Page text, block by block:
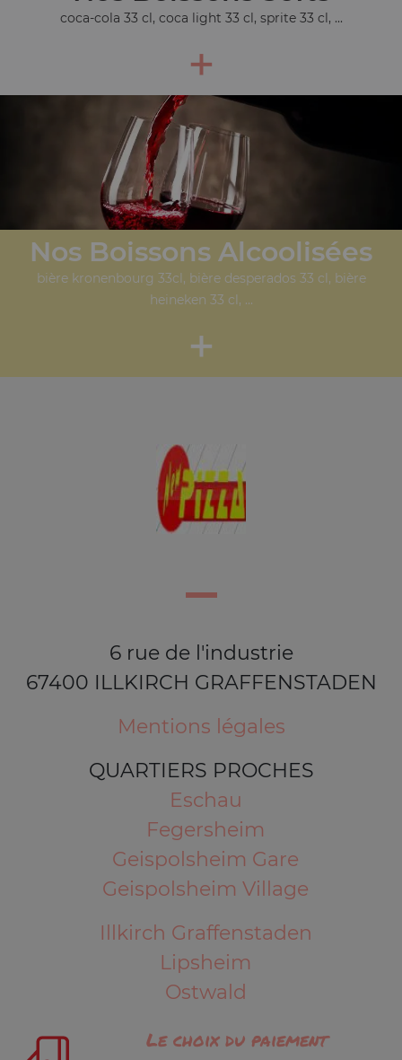
coca-cola 33 cl, coca light 33 cl, sprite 33 cl, ...
+
Nos Boissons Alcoolisées
bière kronenbourg 33cl, bière desperados 33 cl, bière
heineken 33 cl, ...
+
6 rue de l'industrie
67400 ILLKIRCH GRAFFENSTADEN
Mentions légales
QUARTIERS PROCHES
Eschau
Fegersheim
Geispolsheim Gare
Geispolsheim Village
Illkirch Graffenstaden
Lipsheim
Ostwald
Le choix du paiement